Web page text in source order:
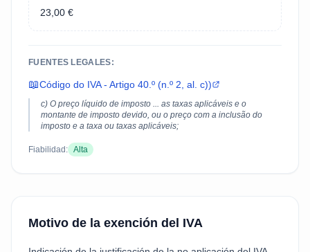
23,00 €
FUENTES LEGALES:
📖Código do IVA - Artigo 40.º (n.º 2, al. c))
c) O preço líquido de imposto ... as taxas aplicáveis e o
montante de imposto devido, ou o preço com a inclusão do
imposto e a taxa ou taxas aplicáveis;
Fiabilidad: Alta
Motivo de la exención del IVA